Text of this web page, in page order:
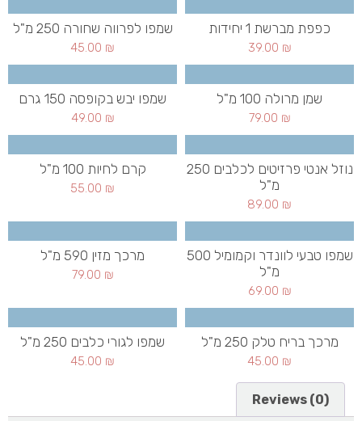
כפפת מברשת 1 יחידות
39.00 ₪
שמפו לפרווה שחורה 250 מ"ל
45.00 ₪
שמן מרולה 100 מ"ל
79.00 ₪
שמפו יבש בקופסה 150 גרם
49.00 ₪
נוזל אנטי פרזיטים לכלבים 250
מ"ל
89.00 ₪
קרם לחיות 100 מ"ל
55.00 ₪
שמפו טבעי לוונדר וקמומיל 500
מ"ל
69.00 ₪
מרכך מזין 590 מ"ל
79.00 ₪
מרכך בריח טלק 250 מ"ל
45.00 ₪
שמפו לגורי כלבים 250 מ"ל
45.00 ₪
Reviews (0)